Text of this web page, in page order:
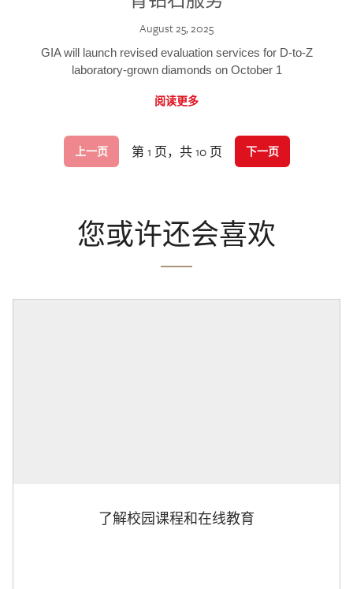
August 25, 2025
GIA will launch revised evaluation services for D-to-Z
laboratory-grown diamonds on October 1
阅读更多
上一页 第 1 页，共 10 页 下一页
您或许还会喜欢
了解校园课程和在线教育